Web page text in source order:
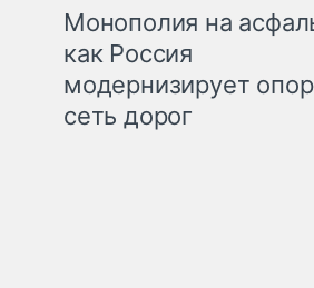
Монополия на
как Россия
модернизирует
сеть дорог